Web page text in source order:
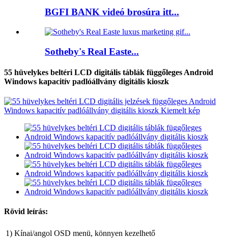
BGFI BANK videó brosúra itt...
Sotheby's Real Easte...
55 hüvelykes beltéri LCD digitális táblák függőleges Android
Windows kapacitív padlóállvány digitális kioszk
Rövid leírás:
1) Kínai/angol OSD menü, könnyen kezelhető